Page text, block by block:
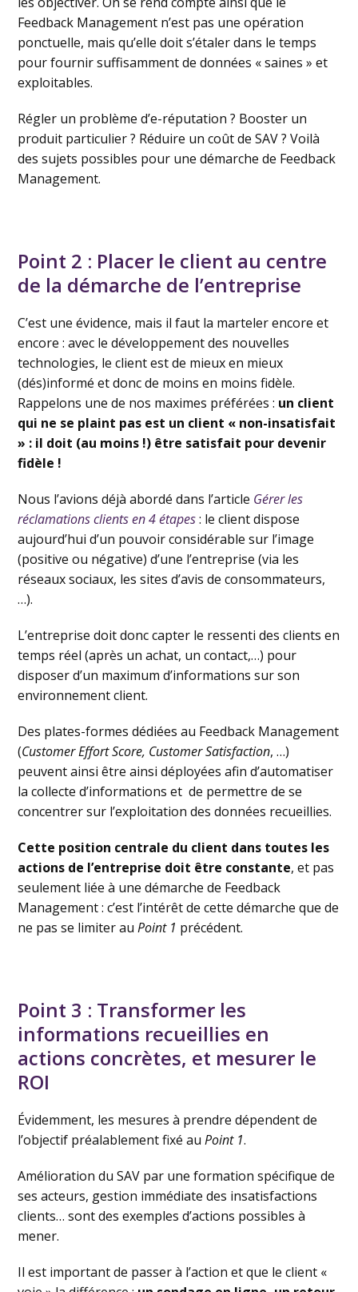
Feedback Management n’est pas une opération
ponctuelle, mais qu’elle doit s’étaler dans le temps
pour fournir suffisamment de données « saines » et
exploitables.
Régler un problème d’e-réputation ? Booster un
produit particulier ? Réduire un coût de SAV ? Voilà
des sujets possibles pour une démarche de Feedback
Management.
Point 2 : Placer le client au centre
de la démarche de l’entreprise
C’est une évidence, mais il faut la marteler encore et
encore : avec le développement des nouvelles
technologies, le client est de mieux en mieux
(dés)informé et donc de moins en moins fidèle.
Rappelons une de nos maximes préférées : un client
qui ne se plaint pas est un client « non-insatisfait
» : il doit (au moins !) être satisfait pour devenir
fidèle !
Nous l’avions déjà abordé dans l’article Gérer les
réclamations clients en 4 étapes: le client dispose
aujourd’hui d’un pouvoir considérable sur l’image
(positive ou négative) d’une l’entreprise (via les
réseaux sociaux, les sites d’avis de consommateurs,
…).
L’entreprise doit donc capter le ressenti des clients en
temps réel (après un achat, un contact,…) pour
disposer d’un maximum d’informations sur son
environnement client.
Des plates-formes dédiées au Feedback Management
(Customer Effort Score, Customer Satisfaction, …)
peuvent ainsi être ainsi déployées afin d’automatiser
la collecte d’informations et de permettre de se
concentrer sur l’exploitation des données recueillies.
Cette position centrale du client dans toutes les
actions de l’entreprise doit être constante, et pas
seulement liée à une démarche de Feedback
Management : c’est l’intérêt de cette démarche que de
ne pas se limiter auPoint 1 précédent.
Point 3 : Transformer les
informations recueillies en
actions concrètes, et mesurer le
ROI
Évidemment, les mesures à prendre dépendent de
l’objectif préalablement fixé auPoint 1.
Amélioration du SAV par une formation spécifique de
ses acteurs, gestion immédiate des insatisfactions
clients… sont des exemples d’actions possibles à
mener.
Il est important de passer à l’action et que le client «